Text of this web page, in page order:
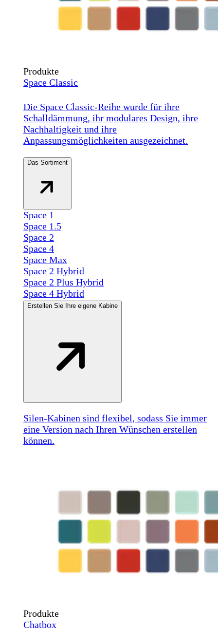
Produkte
Space Classic
Die Space Classic-Reihe wurde für ihre
Schalldämmung, ihr modulares Design, ihre
Nachhaltigkeit und ihre
Anpassungsmöglichkeiten ausgezeichnet.
Das Sortiment
Space 1
Space 1.5
Space 2
Space 4
Space Max
Space 2 Hybrid
Space 2 Plus Hybrid
Space 4 Hybrid
Erstellen Sie Ihre eigene Kabine
Silen-Kabinen sind flexibel, sodass Sie immer
eine Version nach Ihren Wünschen erstellen
können.
Produkte
Chatbox